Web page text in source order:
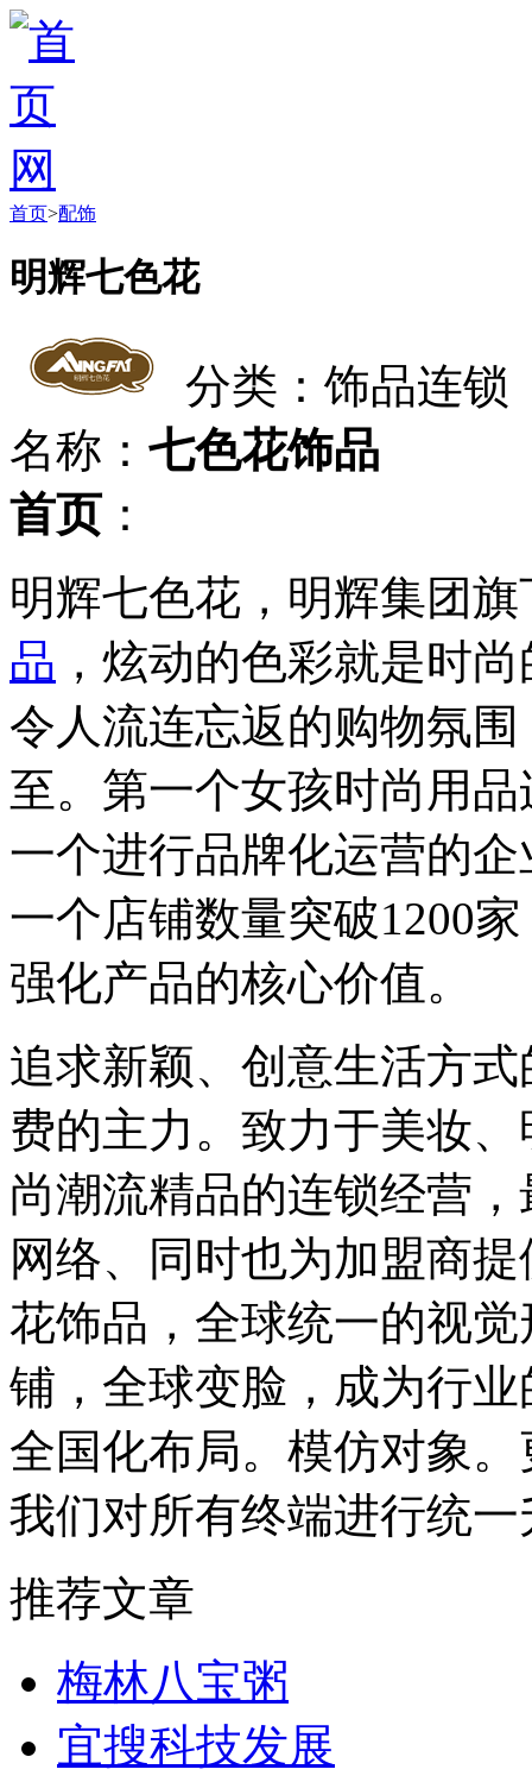
首页>配饰
明辉七色花
分类：饰品连锁
名称： 七色花饰品
首页 ：
明辉七色花，明辉集团
品 ，炫动的色彩就是时
令人流连忘返的购物氛
至。第一个女孩时尚用
一个进行品牌化运营的
一个店铺数量突破1200
强化产品的核心价值。
追求新颖、创意生活方
费的主力。致力于美妆
尚潮流精品的连锁经营
网络、同时也为加盟商
花饰品，全球统一的视觉
铺，全球变脸，成为行
全国化布局。模仿对象
我们对所有终端进行统一
推荐文章
梅林八宝粥
宜搜科技发展